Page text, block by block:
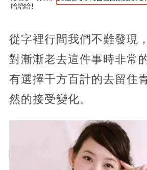
從字裡行間我們不難發現
對漸漸老去這件事時非常
有選擇千方百計的去留住
然的接受變化。